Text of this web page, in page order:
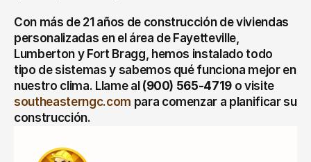
Con más de 21 años de construcción de viviendas
personalizadas en el área de Fayetteville,
Lumberton y Fort Bragg, hemos instalado todo
tipo de sistemas y sabemos qué funciona mejor en
nuestro clima. Llame al (900) 565-4719
southeasterngc.com para comenzar a planificar su
construcción.